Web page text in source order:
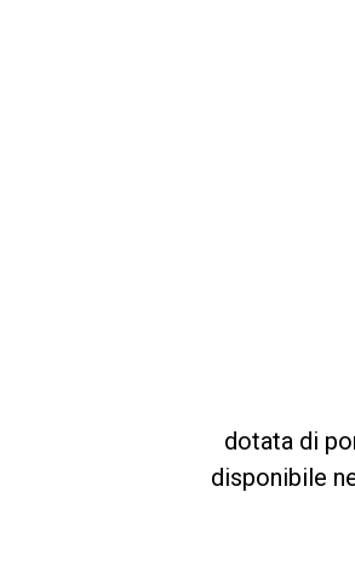
dotata di
disponibile